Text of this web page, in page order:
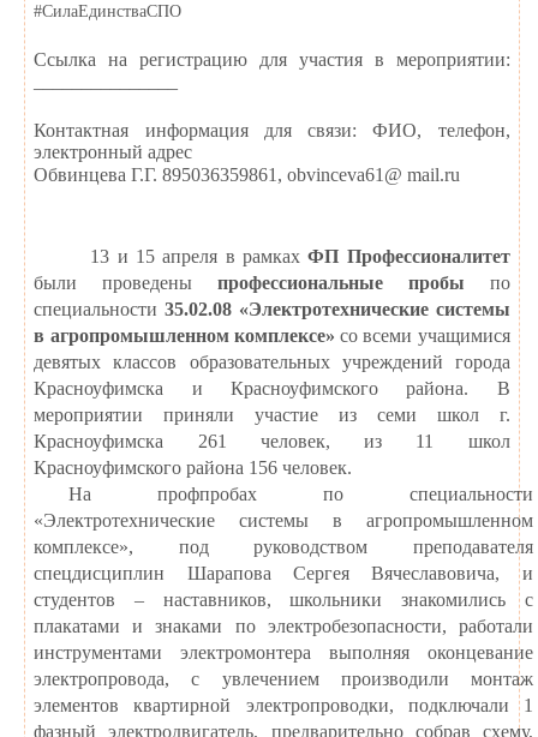
#СилаЕдинстваСПО
Ссылка на регистрацию для участия в мероприятии:
Контактная информация для связи: ФИО, телефон,
электронный адрес
Обвинцева Г.Г. 895036359861,obvinceva61@mail.ru
13 и 15 апреля в рамкахФП Профессионалитет
были проведены профессиональные пробы по
специальности35.02.08 «Электротехнические системы
в агропромышленном комплексе» со всеми учащимися
девятых классов образовательных учреждений города
Красноуфимска и Красноуфимского района. В
мероприятии приняли участие из семи школ г.
Красноуфимска 261 человек, из 11 школ
Красноуфимского района 156 человек.
На профпробах по специальности
«Электротехнические системы в агропромышленном
комплексе», под руководством преподавателя
спецдисциплин Шарапова Сергея Вячеславовича, и
студентов – наставников, школьники знакомились с
плакатами и знаками по электробезопасности, работали
инструментами электромонтера выполняя оконцевание
электропровода, с увлечением производили монтаж
элементов квартирной электропроводки, подключали 1
фазный электродвигатель, предварительно собрав схему,